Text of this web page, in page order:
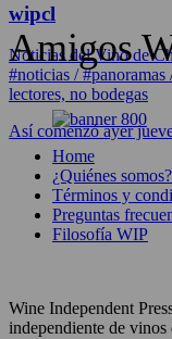
wipcl
Noticias del Vino de
#noticias /
lectores, no bodegas
Así comenzó ayer
Amigos
Home
¿Quiénes somos?
Términos y
Preguntas
Filosofía WIP
Wine Independent
independiente de vinos